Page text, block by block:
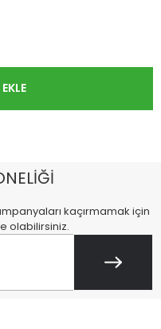
kaçırmamak için
olabilirsiniz.